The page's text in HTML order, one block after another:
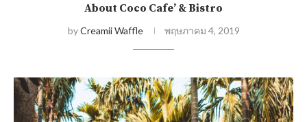
About Coco Cafe’ & Bistro
byCreamii Waffle พฤษภาคม 4, 2019